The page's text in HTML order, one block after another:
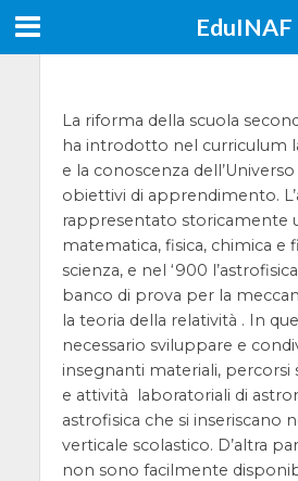
EduINAF
La riforma della scuola
ha introdotto nel curriculum
e la conoscenza
obiettivi di apprendimento.
rappresentato storicamente
matematica, fisica, chimica e
scienza, e nel ‘900
banco di prova per la
la teoria della relatività . In
necessario sviluppare e
insegnanti materiali, percorsi
e attività laboratoriali di
astrofisica che si inseriscano
verticale scolastico. D’altra
non sono facilmente